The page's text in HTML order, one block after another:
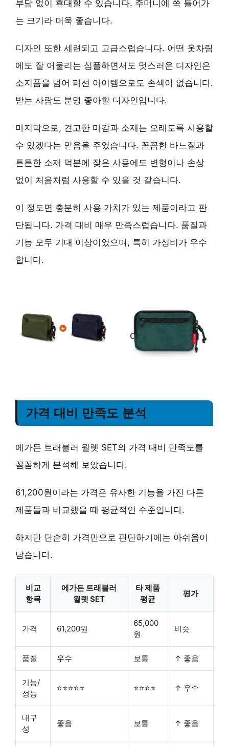
부담 없이 휴대할 수 있습니다. 주머니에 쏙 들어가
는 크기라 더욱 좋습니다.
디자인 또한 세련되고 고급스럽습니다. 어떤 옷차림
에도 잘 어울리는 심플하면서도 멋스러운 디자인은
소지품을 넘어 패션 아이템으로도 손색이 없습니다.
받는 사람도 분명 좋아할 디자인입니다.
마지막으로, 견고한 마감과 소재는 오래도록 사용할
수 있겠다는 믿음을 주었습니다. 꼼꼼한 바느질과
튼튼한 소재 덕분에 잦은 사용에도 변형이나 손상
없이 처음처럼 사용할 수 있을 것 같습니다.
이 정도면 충분히 사용 가치가 있는 제품이라고 판
단됩니다. 가격 대비 매우 만족스럽습니다. 품질과
기능 모두 기대 이상이었으며, 특히 가성비가 우수
합니다.
가격 대비 만족도 분석
에가든 트래블러 월렛 SET의 가격 대비 만족도를
꼼꼼하게 분석해 보았습니다.
61,200원이라는 가격은 유사한 기능을 가진 다른
제품들과 비교했을 때 평균적인 수준입니다.
하지만 단순히 가격만으로 판단하기에는 아쉬움이
남습니다.
비교
항목
에가든 트래블러
월렛 SET
타 제품
평균
평가
가격 61,200원
65,000
원
비슷
품질 우수 보통 ↑ 좋음
기능/
성능
⭐⭐⭐⭐⭐ ⭐⭐⭐⭐ ↑ 우수
내구
성
좋음 보통 ↑ 좋음